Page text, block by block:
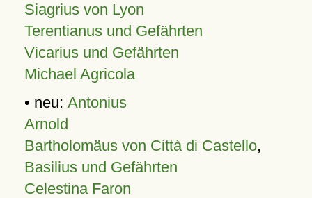
Siagrius von Lyon
Terentianus und Gefährten
Vicarius und Gefährten
Michael Agricola
• neu: Antonius
Arnold
Bartholomäus von Città di Castello,
Basilius und Gefährten
Celestina Faron